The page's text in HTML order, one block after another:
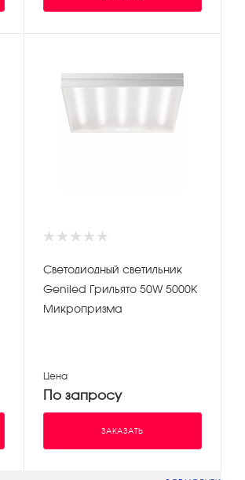
Светодиодный светильник
Geniled Грильято 50W 5000К
Микропризма
Цена
По запросу
ЗАКАЗАТЬ